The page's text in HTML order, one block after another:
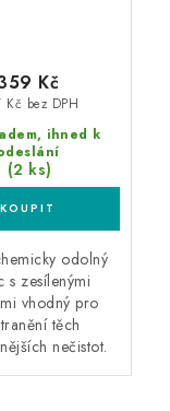
ihned k
(2 ks)
Kč bez DPH
Kč
odolný
s zesílenými
vhodný pro
těch
nečistot.